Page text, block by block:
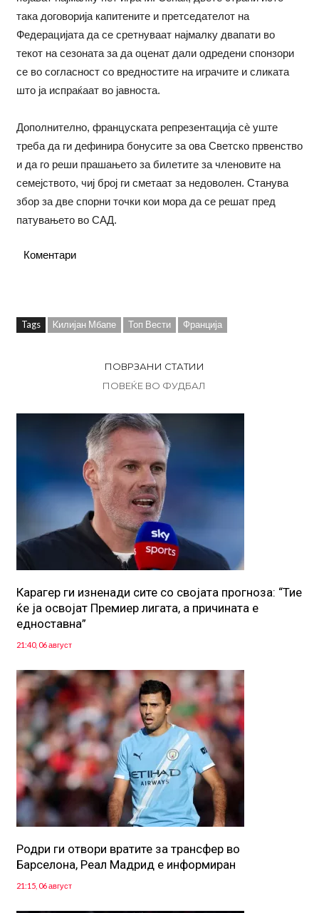
така договорија капитените и претседателот на
Федерацијата да се сретнуваат најмалку двапати во
текот на сезоната за да оценат дали одредени спонзори
се во согласност со вредностите на играчите и сликата
што ја испраќаат во јавноста.
Дополнително, француската репрезентација сè уште
треба да ги дефинира бонусите за ова Светско првенство
и да го реши прашањето за билетите за членовите на
семејството, чиј број ги сметаат за недоволен. Станува
збор за две спорни точки кои мора да се решат пред
патувањето во САД.
Коментари
Tags Kилијан Мбапе Топ Вести Франција
ПОВРЗАНИ СТАТИИ
ПОВЕЌЕ ВО ФУДБАЛ
Карагер ги изненади сите со својата прогноза: “Тие
ќе ја освојат Премиер лигата, а причината е
едноставна”
21:40, 06 август
Родри ги отвори вратите за трансфер во
Барселона, Реал Мадрид е информиран
21:15, 06 август